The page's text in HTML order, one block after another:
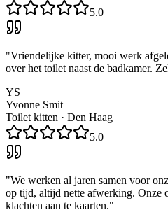
5.0
"Vriendelijke kitter, mooi werk
over het toilet naast de badkamer.
YS
Yvonne Smit
Toilet kitten · Den Haag
5.0
"We werken al jaren samen voor
op tijd, altijd nette afwerking. Onze
klachten aan te kaarten."